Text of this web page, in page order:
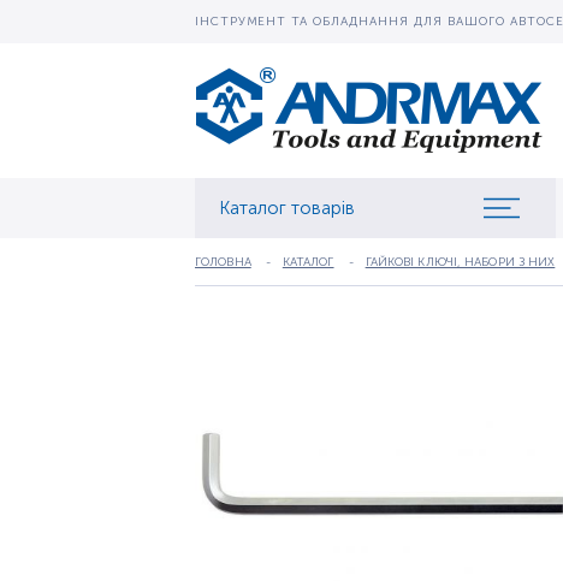
ІНСТРУМЕНТ ТА ОБЛАДНАННЯ ДЛЯ ВАШОГО
Каталог товарів
ГОЛОВНА КАТАЛОГ ГАЙКОВІ КЛЮЧІ, НАБОРИ З НИХ